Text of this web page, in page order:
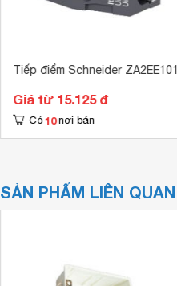
Tiếp điểm Schneider ZA2EE101
Giá từ 15.125 đ
Có 10 nơi bán
SẢN PHẨM LIÊN QUAN